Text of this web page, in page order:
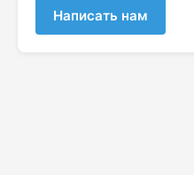
Написать нам